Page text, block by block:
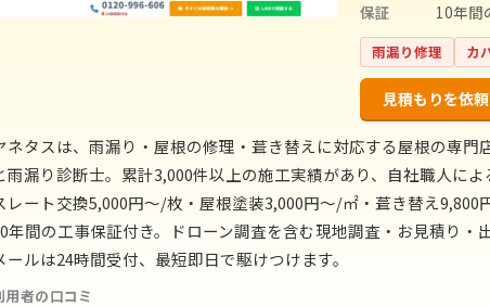
保証
10年間
雨漏り修理 カ
見積もりを依
ネタスは、雨漏り・屋根の修理・葺き替えに対応する屋根の専門
雨漏り診断士。累計3,000件以上の施工実績があり、自社職人に
レート交換5,000円〜/枚・屋根塗装3,000円〜/㎡・葺き替え
年間の工事保証付き。ドローン調査を含む現地調査・お見積り・
ールは24時間受付、最短即日で駆けつけます。
用者の口コミ